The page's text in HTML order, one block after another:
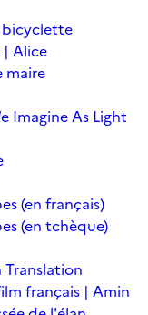
bicyclette
| Alice
maire
Imagine As Light
(en français)
(en tchèque)
français | Amin